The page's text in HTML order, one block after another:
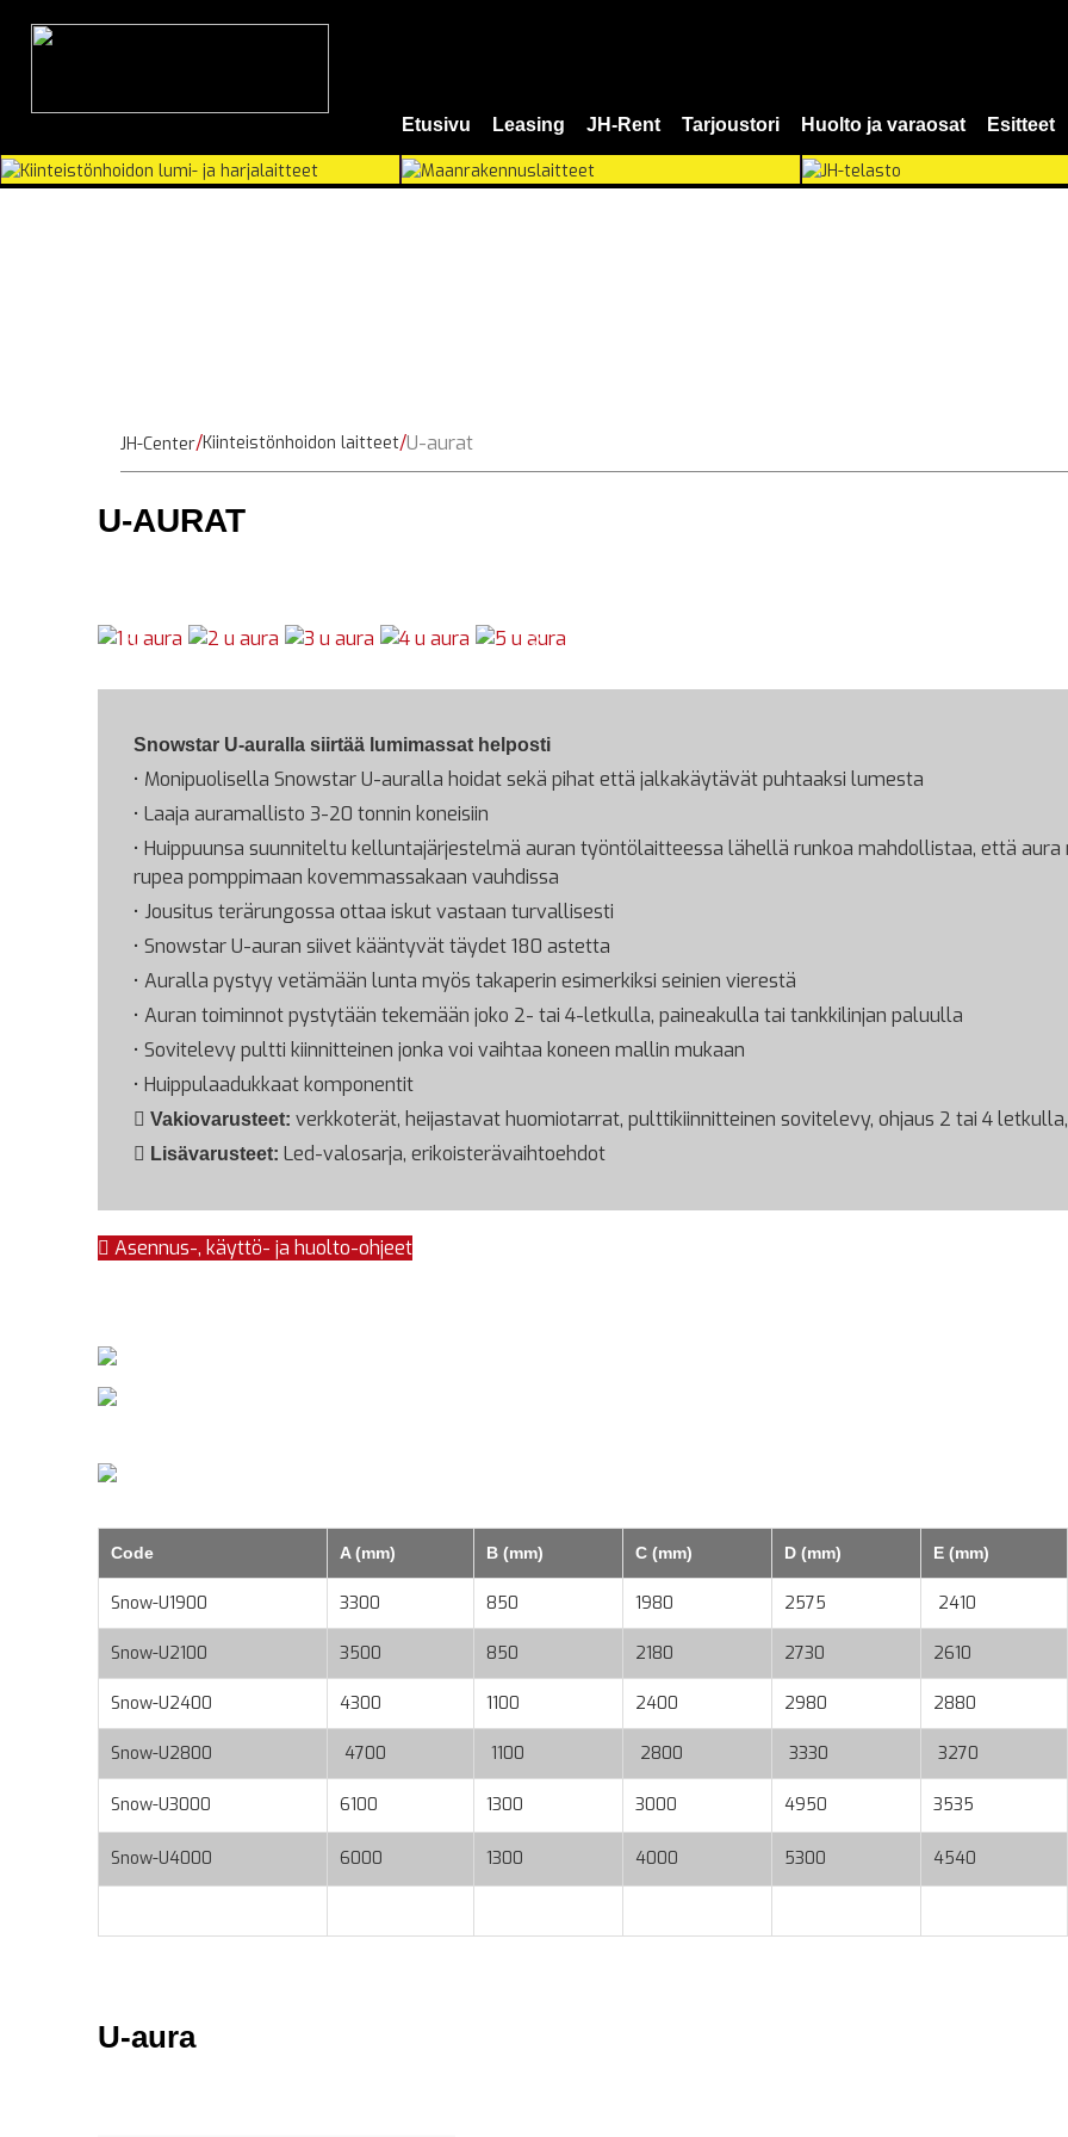
Etusivu Leasing JH-Rent Tarjoustori Huolto ja varaosat Esitteet
JH-Center Kiinteistönhoidon laitteet U-aurat
U-AURAT
Snowstar U-auralla siirtää lumimassat helposti
• Monipuolisella Snowstar U-auralla hoidat sekä pihat että jalkakäytävät puhtaaksi lumesta
• Laaja auramallisto 3-20 tonnin koneisiin
• Huippuunsa suunniteltu kelluntajärjestelmä auran työntölaitteessa lähellä runkoa mahdollistaa, että
rupea pomppimaan kovemmassakaan vauhdissa
• Jousitus terärungossa ottaa iskut vastaan turvallisesti
• Snowstar U-auran siivet kääntyvät täydet 180 astetta
• Auralla pystyy vetämään lunta myös takaperin esimerkiksi seinien vierestä
• Auran toiminnot pystytään tekemään joko 2- tai 4-letkulla, paineakulla tai tankkilinjan paluulla
• Sovitelevy pultti kiinnitteinen jonka voi vaihtaa koneen mallin mukaan
• Huippulaadukkaat komponentit
Vakiovarusteet: verkkoterät, heijastavat huomiotarrat, pulttikiinnitteinen sovitelevy, ohjaus 2 tai 4
Lisävarusteet: Led-valosarja, erikoisterävaihtoehdot
Asennus-, käyttö- ja huolto-ohjeet
Code A (mm) B (mm) C (mm) D (mm) E (mm)
Snow-U1900 3300 850 1980 2575 2410
Snow-U2100 3500 850 2180 2730 2610
Snow-U2400 4300 1100 2400 2980 2880
Snow-U2800 4700 1100 2800 3330 3270
Snow-U3000 6100 1300 3000 4950 3535
Snow-U4000 6000 1300 4000 5300 4540
U-aura